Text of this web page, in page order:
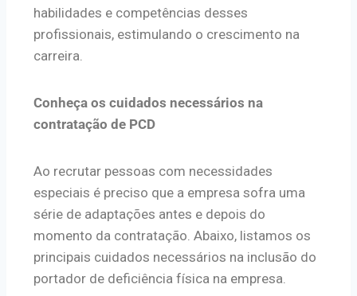
habilidades e competências desses
profissionais, estimulando o crescimento na
carreira.
Conheça os cuidados necessários na
contratação de PCD
Ao recrutar pessoas com necessidades
especiais é preciso que a empresa sofra uma
série de adaptações antes e depois do
momento da contratação. Abaixo, listamos os
principais cuidados necessários na inclusão do
portador de deficiência física na empresa.